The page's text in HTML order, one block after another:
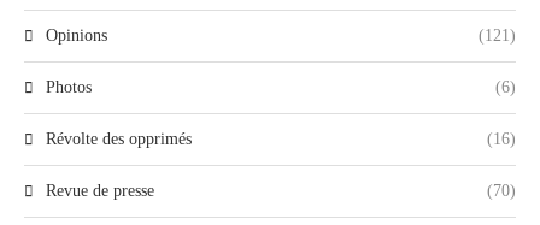
Opinions (121)
Photos (6)
Révolte des opprimés (16)
Revue de presse (70)